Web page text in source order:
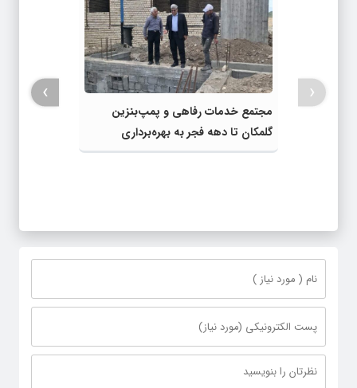
مجتمع خدمات رفاهی و پمپ‌بنزین
گلمکان تا دهه فجر به بهره‌برداری
می‌رسد
‹
›